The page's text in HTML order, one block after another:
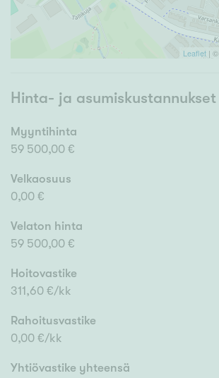
Leaflet | ©
Hinta- ja asumiskustannukset
Myyntihinta
59 500,00 €
Velkaosuus
0,00 €
Velaton hinta
59 500,00 €
Hoitovastike
311,60 €/kk
Rahoitusvastike
0,00 €/kk
Yhtiövastike yhteensä